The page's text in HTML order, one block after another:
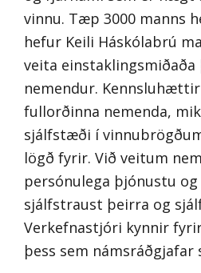
háskólanámi. Þar
vandað nám með
nýstárlega
framúrskarandi
vinnu. Tæp 3000 manns
hefur Keili Háskólabrú
veita
nemendur.
fullorðinna nemenda,
sjálfstæði í
lögð fyrir. Við veitum
persónulega þjónustu
sjálfstraust þeirra og
Verkefnastjóri kynnir
þess sem